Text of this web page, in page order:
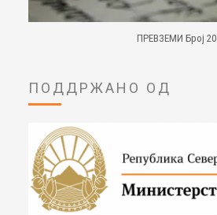
ПРЕВЗЕМИ Број 20
ПОДДРЖАНО ОД